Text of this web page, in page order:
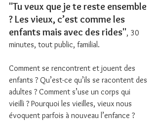
"Tu veux que je te reste ensemble
? Les vieux, c’est comme les
enfants mais avec des rides", 30
minutes, tout public, familial.
Comment se rencontrent et jouent des
enfants ? Qu’est-ce qu’ils se racontent des
adultes ? Comment s’use un corps qui
vieilli ? Pourquoi les vieilles, vieux nous
évoquent parfois à nouveau l’enfance ?